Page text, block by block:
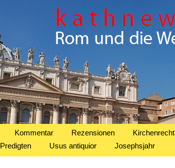
Kommentar Rezensionen Kirchenrecht
Predigten Usus antiquior Josephsjahr